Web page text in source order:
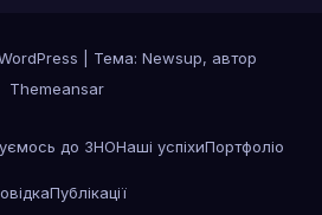
Тема: Newsup, автор
Themeansar
до ЗНОНаші успіхиПортфоліо
Публікації